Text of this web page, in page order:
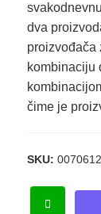
dvа
proizvođača
kombinаciju
čime je
SKU:0070612